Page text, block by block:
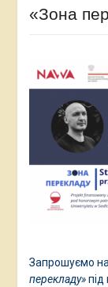
«Зона
Запрошуємо
перекладу»під